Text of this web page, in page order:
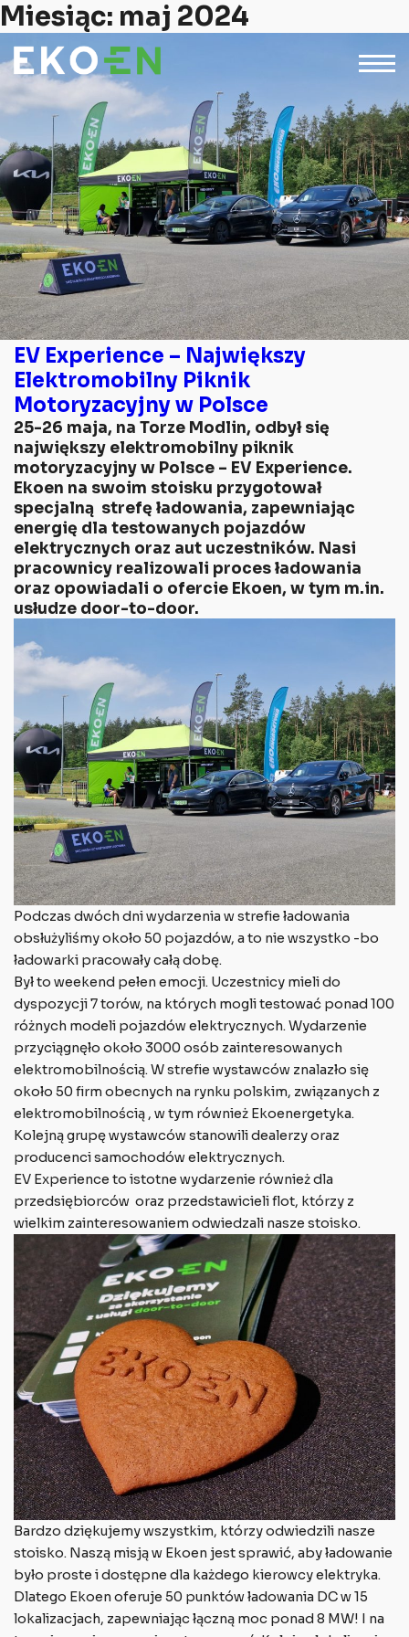
Miesiąc: maj 2024
EV Experience – Największy
Elektromobilny Piknik
Motoryzacyjny w Polsce
25-26 maja, na Torze Modlin, odbył się
największy elektromobilny piknik
motoryzacyjny w Polsce – EV Experience.
Ekoen na swoim stoisku przygotował
specjalną strefę ładowania, zapewniając
energię dla testowanych pojazdów
elektrycznych oraz aut uczestników. Nasi
pracownicy realizowali proces ładowania
oraz opowiadali o ofercie Ekoen, w tym m.in.
usłudze door-to-door.
Podczas dwóch dni wydarzenia w strefie ładowania
obsłużyliśmy około 50 pojazdów, a to nie wszystko -bo
ładowarki pracowały całą dobę.
Był to weekend pełen emocji. Uczestnicy mieli do
dyspozycji 7 torów, na których mogli testować ponad 100
różnych modeli pojazdów elektrycznych. Wydarzenie
przyciągnęło około 3000 osób zainteresowanych
elektromobilnością. W strefie wystawców znalazło się
około 50 firm obecnych na rynku polskim, związanych z
elektromobilnością , w tym również Ekoenergetyka.
Kolejną grupę wystawców stanowili dealerzy oraz
producenci samochodów elektrycznych.
EV Experience to istotne wydarzenie również dla
przedsiębiorców oraz przedstawicieli flot, którzy z
wielkim zainteresowaniem odwiedzali nasze stoisko.
Bardzo dziękujemy wszystkim, którzy odwiedzili nasze
stoisko. Naszą misją w Ekoen jest sprawić, aby ładowanie
było proste i dostępne dla każdego kierowcy elektryka.
Dlatego Ekoen oferuje 50 punktów ładowania DC w 15
lokalizacjach, zapewniając łączną moc ponad 8 MW! I na